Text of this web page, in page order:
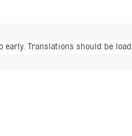
Translations should be